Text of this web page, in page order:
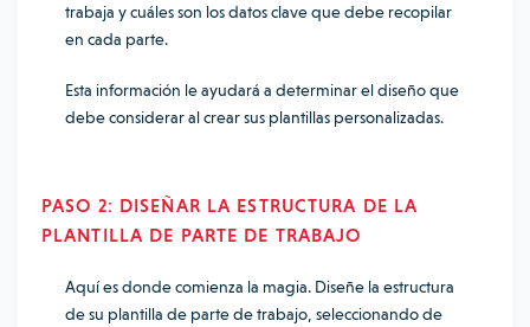
trabaja y cuáles son los datos clave que debe recopilar
en cada parte.
Esta información le ayudará a determinar el diseño que
debe considerar al crear sus plantillas personalizadas.
PASO 2: DISEÑAR LA ESTRUCTURA DE LA
PLANTILLA DE PARTE DE TRABAJO
Aquí es donde comienza la magia. Diseñe la estructura
de su plantilla de parte de trabajo, seleccionando de